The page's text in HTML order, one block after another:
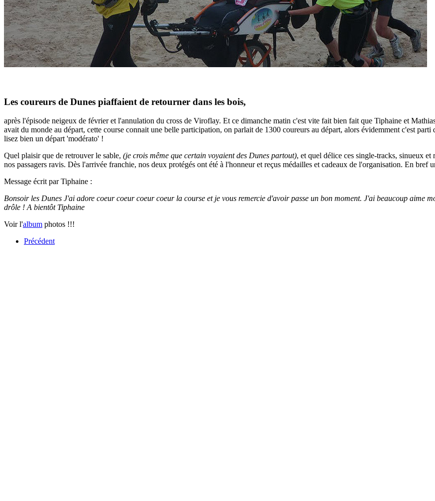
Les coureurs de Dunes piaffaient de retourner dans les bois,
après l'épisode neigeux de février et l'annulation du cross de Viroflay. Et ce dimanche matin c'est vite fait bien fait que Tiphaine et
avait du monde au départ, cette course connait une belle participation, on parlait de 1300 coureurs au départ, alors évidemment c'est
lisez bien un départ 'modérato' !
Quel plaisir que de retrouver le sable, (je crois même que certain voyaient des Dunes partout), et quel délice ces single-tracks, sinueux et
nos passagers ravis. Dès l'arrivée franchie, nos deux protégés ont été à l'honneur et reçus médailles et cadeaux de l'organisation. En bref
Message écrit par Tiphaine :
Bonsoir les Dunes J'ai adore coeur coeur coeur coeur la course et je vous remercie d'avoir passe un bon moment. J'ai beaucoup aime
drôle ! A bientôt Tiphaine
Voir l'album photos !!!
Précédent